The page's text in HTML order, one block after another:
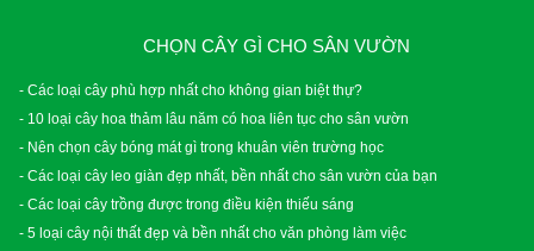
CHỌN CÂY GÌ CHO SÂN VƯỜN
- Các loại cây phù hợp nhất cho không gian biệt thự?
- 10 loại cây hoa thảm lâu năm có hoa liên tục cho sân vườn
- Nên chọn cây bóng mát gì trong khuân viên trường học
- Các loại cây leo giàn đẹp nhất, bền nhất cho sân vườn của bạn
- Các loại cây trồng được trong điều kiện thiếu sáng
- 5 loại cây nội thất đẹp và bền nhất cho văn phòng làm việc